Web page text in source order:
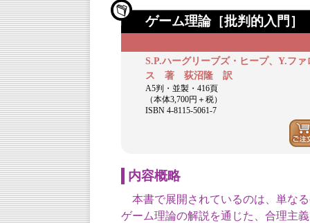
ゲーム理論［批判的入門］
S.P.ハーグリーブズ・ヒープ、Y.ファ
ス 著 荻沼隆 訳
A5判・並製・416頁
（本体3,700円＋税）
ISBN 4-8115-5061-7
内容概略
本書で展開されているのは、単な
ゲーム理論の解説を通じた、合理主